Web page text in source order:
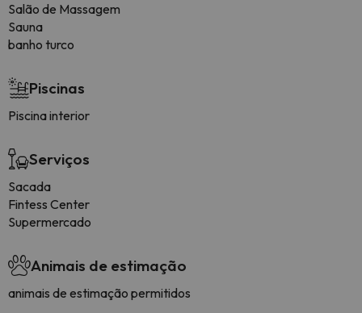
Salão de Massagem
Sauna
banho turco
Piscinas
Piscina interior
Serviços
Sacada
Fintess Center
Supermercado
Animais de estimação
animais de estimação permitidos